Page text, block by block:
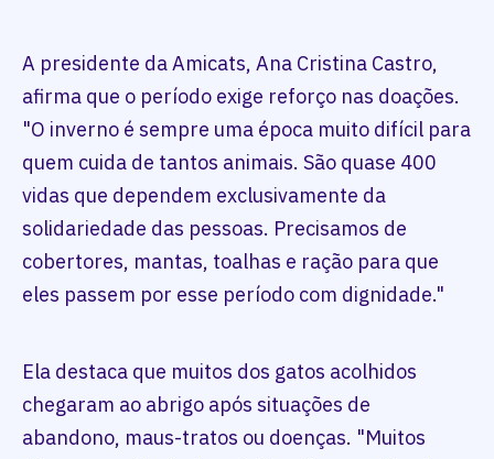
A presidente da Amicats, Ana Cristina Castro,
afirma que o período exige reforço nas doações.
"O inverno é sempre uma época muito difícil para
quem cuida de tantos animais. São quase 400
vidas que dependem exclusivamente da
solidariedade das pessoas. Precisamos de
cobertores, mantas, toalhas e ração para que
eles passem por esse período com dignidade."
Ela destaca que muitos dos gatos acolhidos
chegaram ao abrigo após situações de
abandono, maus-tratos ou doenças. "Muitos